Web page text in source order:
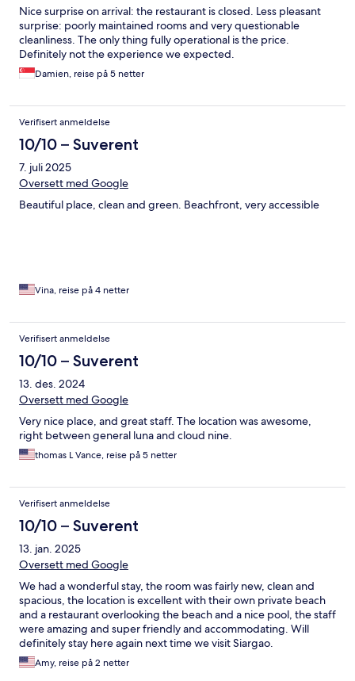
Nice surprise on arrival: the restaurant is closed. Less pleasant
surprise: poorly maintained rooms and very questionable
cleanliness. The only thing fully operational is the price.
Definitely not the experience we expected.
Damien, reise på 5 netter
Verifisert anmeldelse
10/10 – Suverent
7. juli 2025
Oversett med Google
Beautiful place, clean and green. Beachfront, very accessible
Vina, reise på 4 netter
Verifisert anmeldelse
10/10 – Suverent
13. des. 2024
Oversett med Google
Very nice place, and great staff. The location was awesome,
right between general luna and cloud nine.
thomas L Vance, reise på 5 netter
Verifisert anmeldelse
10/10 – Suverent
13. jan. 2025
Oversett med Google
We had a wonderful stay, the room was fairly new, clean and
spacious, the location is excellent with their own private beach
and a restaurant overlooking the beach and a nice pool, the staff
were amazing and super friendly and accommodating. Will
definitely stay here again next time we visit Siargao.
Amy, reise på 2 netter